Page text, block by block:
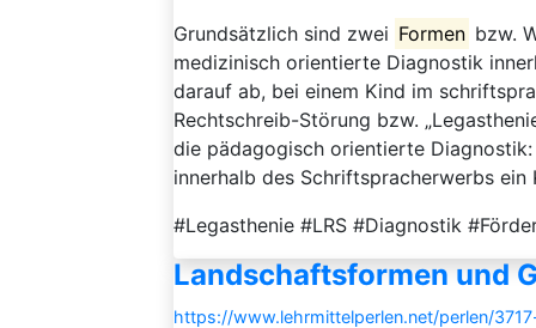
Grundsätzlich sind zwei Formen bzw.
medizinisch orientierte Diagnostik
darauf ab, bei einem Kind im
Rechtschreib-Störung bzw.
die pädagogisch orientierte
innerhalb des Schriftspracherwerbs ein
#Legasthenie #LRS #Diagnostik
Landschaftsformen und
https://www.lehrmittelperlen.net/perlen/